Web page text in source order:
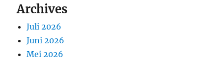
Archives
Juli 2026
Juni 2026
Mei 2026